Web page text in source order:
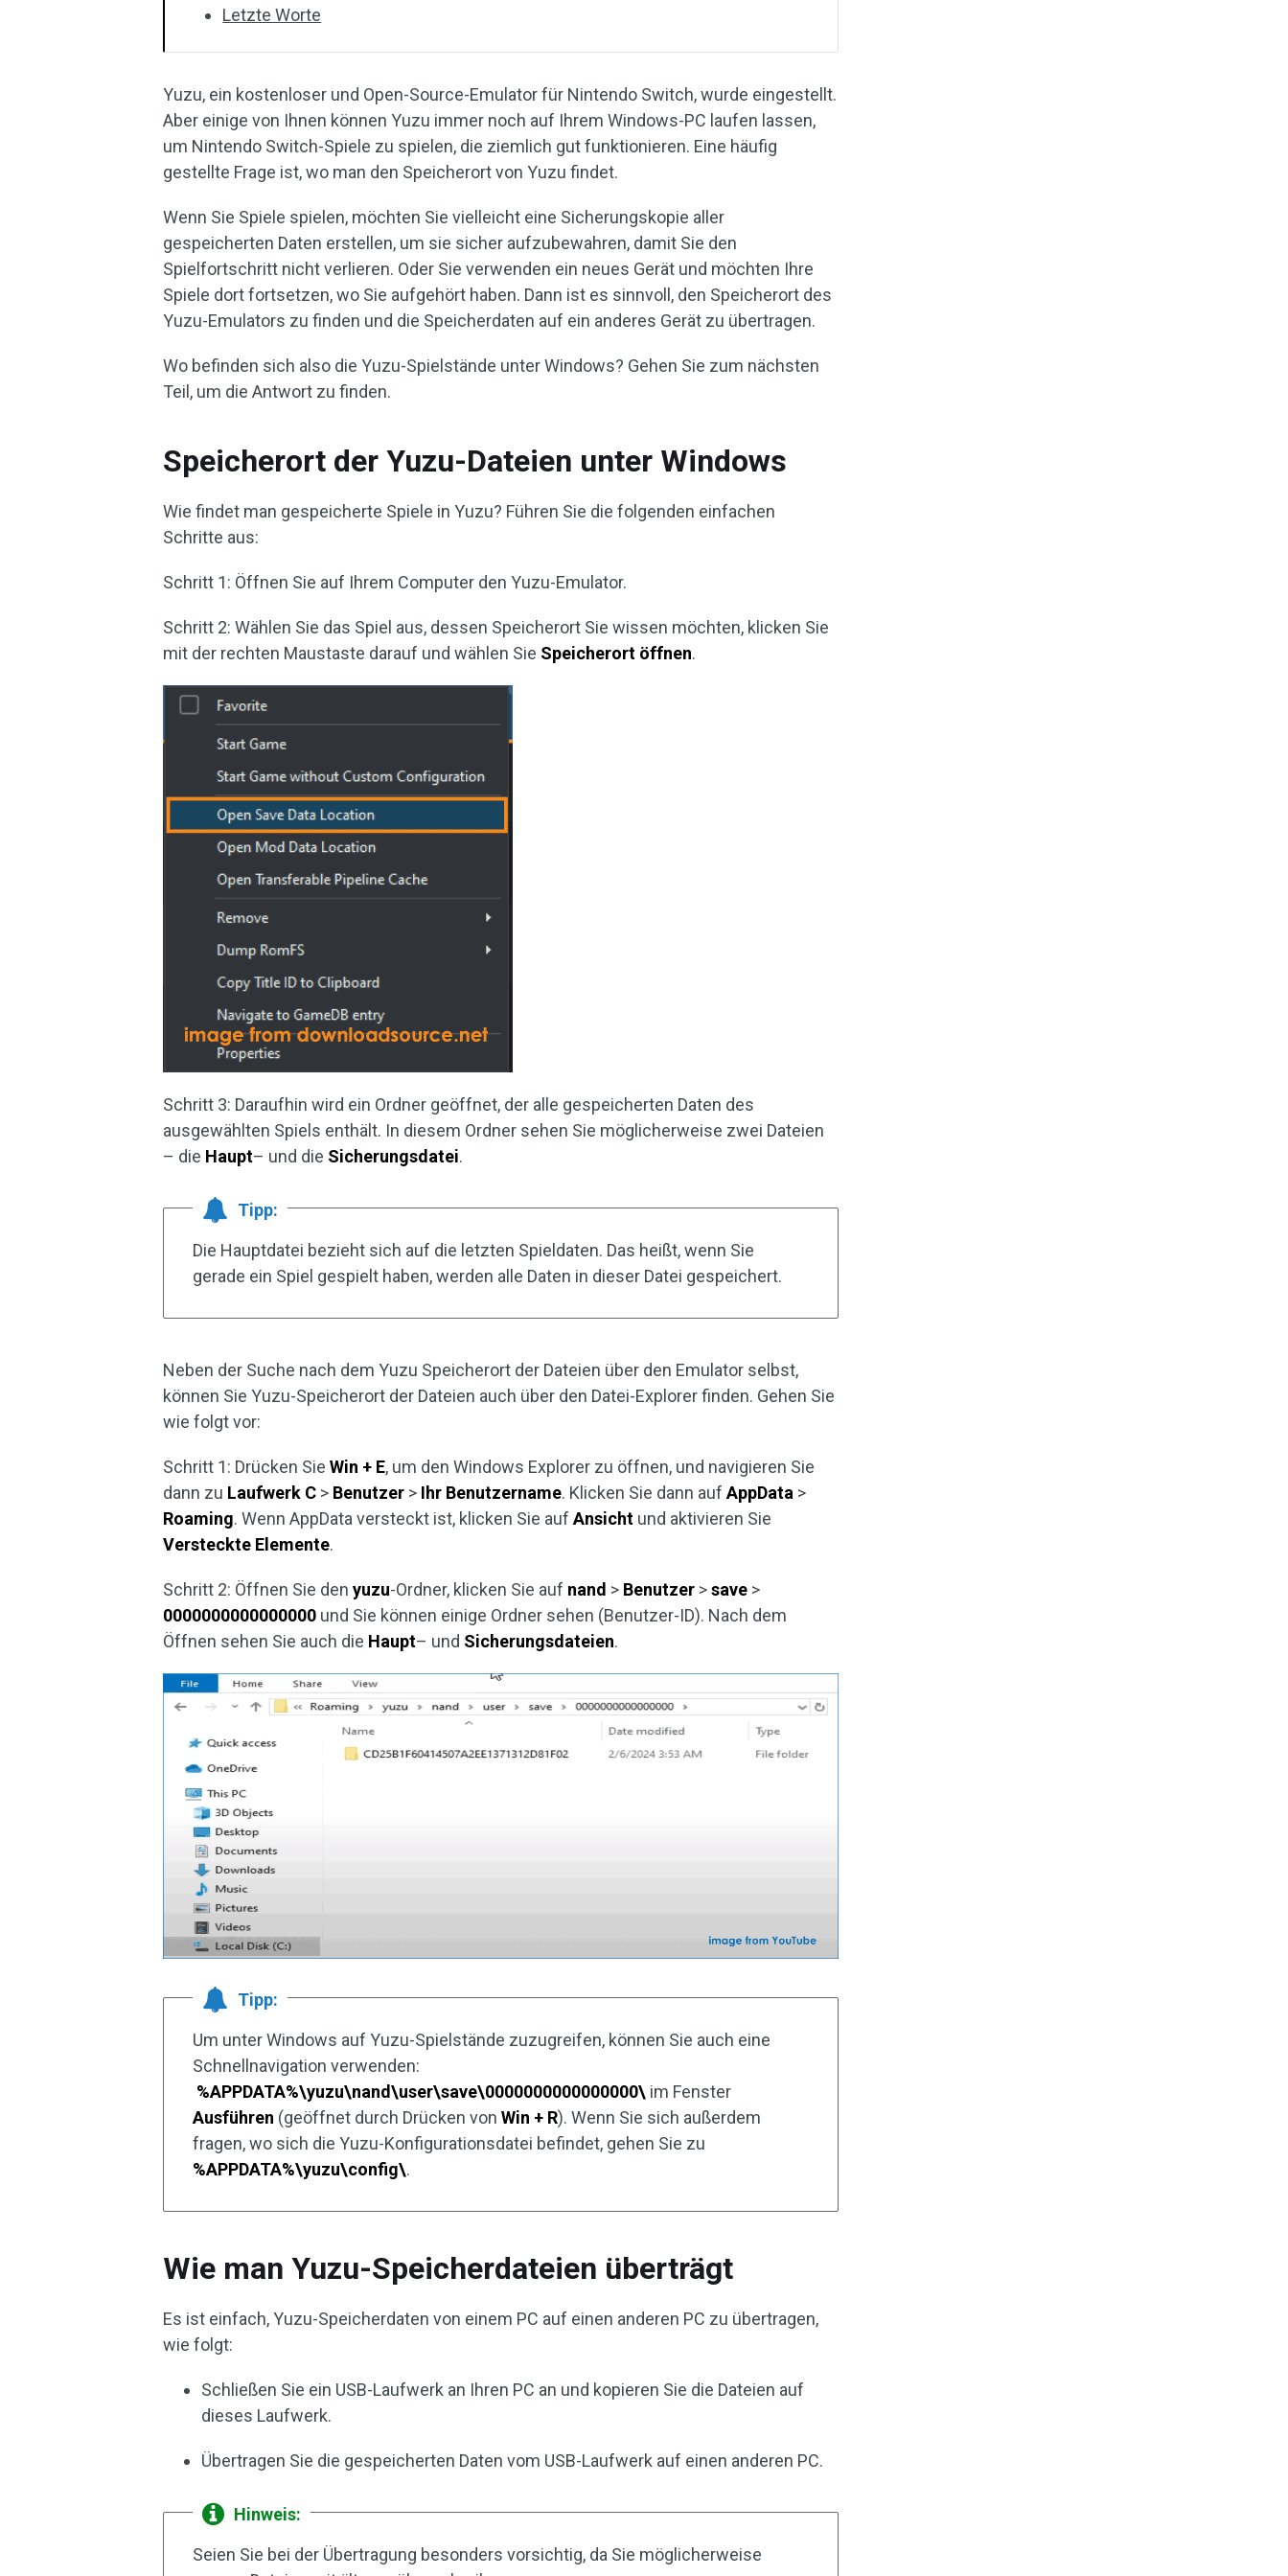
Letzte Worte
Yuzu, ein kostenloser und Open-Source-Emulator für Nintendo Switch, wurde eingestellt.
Aber einige von Ihnen können Yuzu immer noch auf Ihrem Windows-PC laufen lassen,
um Nintendo Switch-Spiele zu spielen, die ziemlich gut funktionieren. Eine häufig
gestellte Frage ist, wo man den Speicherort von Yuzu findet.
Wenn Sie Spiele spielen, möchten Sie vielleicht eine Sicherungskopie aller
gespeicherten Daten erstellen, um sie sicher aufzubewahren, damit Sie den
Spielfortschritt nicht verlieren. Oder Sie verwenden ein neues Gerät und möchten Ihre
Spiele dort fortsetzen, wo Sie aufgehört haben. Dann ist es sinnvoll, den Speicherort des
Yuzu-Emulators zu finden und die Speicherdaten auf ein anderes Gerät zu übertragen.
Wo befinden sich also die Yuzu-Spielstände unter Windows? Gehen Sie zum nächsten
Teil, um die Antwort zu finden.
Speicherort der Yuzu-Dateien unter Windows
Wie findet man gespeicherte Spiele in Yuzu? Führen Sie die folgenden einfachen
Schritte aus:
Schritt 1: Öffnen Sie auf Ihrem Computer den Yuzu-Emulator.
Schritt 2: Wählen Sie das Spiel aus, dessen Speicherort Sie wissen möchten, klicken Sie
mit der rechten Maustaste darauf und wählen Sie Speicherort öffnen.
Schritt 3: Daraufhin wird ein Ordner geöffnet, der alle gespeicherten Daten des
ausgewählten Spiels enthält. In diesem Ordner sehen Sie möglicherweise zwei Dateien
– die Haupt– und die Sicherungsdatei.
Tipp:
Die Hauptdatei bezieht sich auf die letzten Spieldaten. Das heißt, wenn Sie
gerade ein Spiel gespielt haben, werden alle Daten in dieser Datei gespeichert.
Neben der Suche nach dem Yuzu Speicherort der Dateien über den Emulator selbst,
können Sie Yuzu-Speicherort der Dateien auch über den Datei-Explorer finden. Gehen Sie
wie folgt vor:
Schritt 1: Drücken SieWin + E, um den Windows Explorer zu öffnen, und navigieren Sie
dann zu Laufwerk C > Benutzer > Ihr Benutzername. Klicken Sie dann aufAppData >
Roaming. Wenn AppData versteckt ist, klicken Sie aufAnsicht und aktivieren Sie
Versteckte Elemente.
Schritt 2: Öffnen Sie denyuzu-Ordner, klicken Sie auf nand > Benutzer >save >
0000000000000000 und Sie können einige Ordner sehen (Benutzer-ID). Nach dem
Öffnen sehen Sie auch die Haupt– und Sicherungsdateien.
Tipp:
Um unter Windows auf Yuzu-Spielstände zuzugreifen, können Sie auch eine
Schnellnavigation verwenden:
%APPDATA%\yuzu\nand\user\save\0000000000000000\ im Fenster
Ausführen (geöffnet durch Drücken vonWin + R). Wenn Sie sich außerdem
fragen, wo sich die Yuzu-Konfigurationsdatei befindet, gehen Sie zu
%APPDATA%\yuzu\config\.
Wie man Yuzu-Speicherdateien überträgt
Es ist einfach, Yuzu-Speicherdaten von einem PC auf einen anderen PC zu übertragen,
wie folgt:
Schließen Sie ein USB-Laufwerk an Ihren PC an und kopieren Sie die Dateien auf
dieses Laufwerk.
Übertragen Sie die gespeicherten Daten vom USB-Laufwerk auf einen anderen PC.
Hinweis:
Seien Sie bei der Übertragung besonders vorsichtig, da Sie möglicherweise